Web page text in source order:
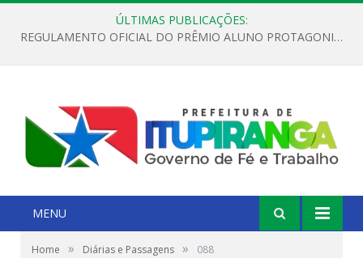
ÚLTIMAS PUBLICAÇÕES:
REGULAMENTO OFICIAL DO PRÊMIO ALUNO PROTAGONISTA – EDIÇÃO 2026
MENU
Home » Diárias e Passagens » 088